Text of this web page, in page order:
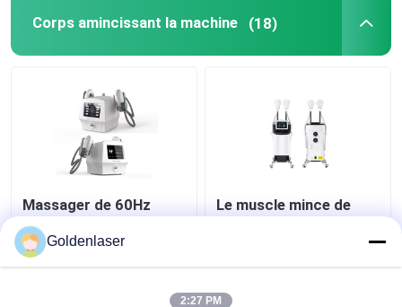
Corps amincissant la machine (18)
Massager de 60Hz
SME pour la perte de
poids 3 dans 1
Massager ultrasonique
Le muscle mince de
Goldenlaser
2:27 PM